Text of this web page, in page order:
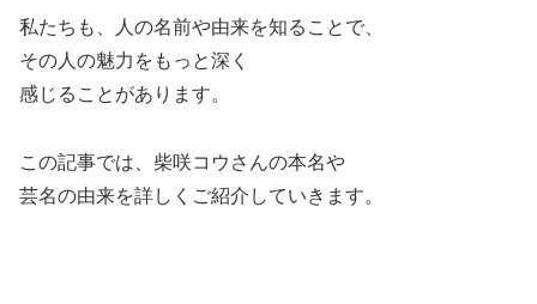
私たちも、人の名前や由来を知ることで、
その人の魅力をもっと深く
感じることがあります。
この記事では、柴咲コウさんの本名や
芸名の由来を詳しくご紹介していきます。